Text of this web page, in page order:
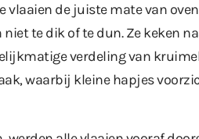
vlaaien de juiste mate van
te dik of te dun. Ze keken
verdeling van
waarbij kleine hapjes